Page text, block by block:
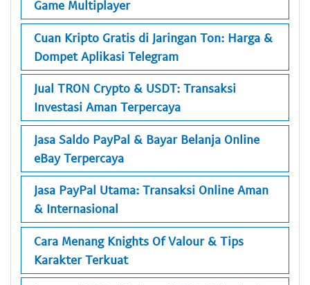
Game Multiplayer
Cuan Kripto Gratis di Jaringan Ton: Harga &
Dompet Aplikasi Telegram
Jual TRON Crypto & USDT: Transaksi
Investasi Aman Terpercaya
Jasa Saldo PayPal & Bayar Belanja Online
eBay Terpercaya
Jasa PayPal Utama: Transaksi Online Aman
& Internasional
Cara Menang Knights Of Valour & Tips
Karakter Terkuat